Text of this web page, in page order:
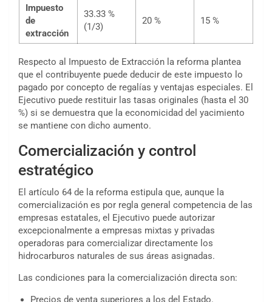
Impuesto
de
extracción
33.33 %
(1/3)
20 % 15 %
Respecto al Impuesto de Extracción la reforma plantea
que el contribuyente puede deducir de este impuesto lo
pagado por concepto de regalías y ventajas especiales. El
Ejecutivo puede restituir las tasas originales (hasta el 30
%) si se demuestra que la economicidad del yacimiento
se mantiene con dicho aumento.
Comercialización y control
estratégico
El artículo 64 de la reforma estipula que, aunque la
comercialización es por regla general competencia de las
empresas estatales, el Ejecutivo puede autorizar
excepcionalmente a empresas mixtas y privadas
operadoras para comercializar directamente los
hidrocarburos naturales de sus áreas asignadas.
Las condiciones para la comercialización directa son:
Precios de venta superiores a los del Estado.